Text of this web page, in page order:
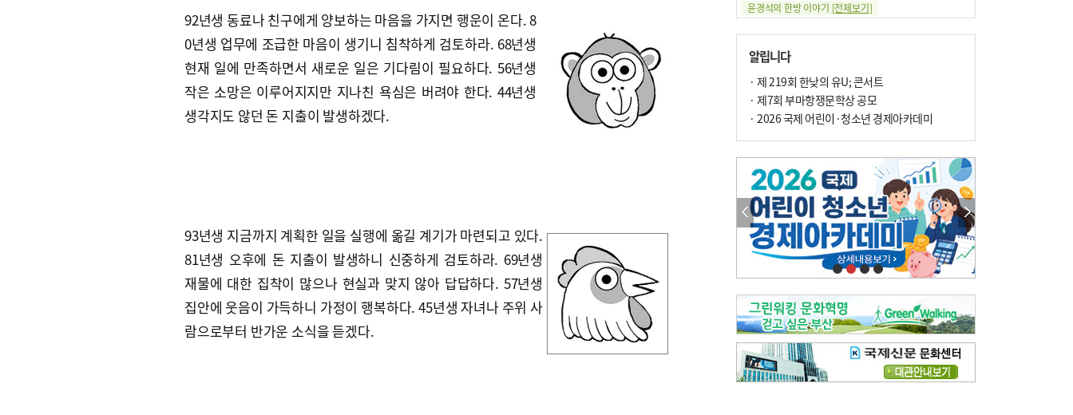
92년생 동료나 친구에게 양보하는 마음을 가지면 행운이 온다. 8
0년생 업무에 조급한 마음이 생기니 침착하게 검토하라. 68년생
현재 일에 만족하면서 새로운 일은 기다림이 필요하다. 56년생
작은 소망은 이루어지지만 지나친 욕심은 버려야 한다. 44년생
생각지도 않던 돈 지출이 발생하겠다.
93년생 지금까지 계획한 일을 실행에 옮길 계기가 마련되고 있다.
81년생 오후에 돈 지출이 발생하니 신중하게 검토하라. 69년생
재물에 대한 집착이 많으나 현실과 맞지 않아 답답하다. 57년생
집안에 웃음이 가득하니 가정이 행복하다. 45년생 자녀나 주위 사
람으로부터 반가운 소식을 듣겠다.
윤경석의 한방 이야기 [전체보기]
땀 멈추려 하지 말고 원인부터 찾아야
손 떨림, 늙음 증거일까 질병 신호일까
윤화정의 한방 이야기
냉기 직접 닿으면 ‘구안와사’ 위험
의료 다이제스트[전체보기]
환자경험평가 지역 1위·전국 2위 外
이유림의 한방 이야기[전체보기]
한방치료, 통증 관리의 새 해법
정영자 시민기자의 웰니스 [전체보기]
습한 여름…몸 깨우는 ‘순환 처방전’
자연·쉼에서 찾는 ‘웰니스 처방전’
조성우의 한방 이야기[전체보기]
봄의 설렘보다 먼저 내 몸의 달램
진료실에서[전체보기]
B형 간염은 ‘간암 시한폭탄’…비활동기 환자도 꼭 6개월 주기 검사
최수지의 한방 이야기 [전체보기]
‘생리 안 해서 편하다’는 위험한 착각
알립니다
· 제 219회 한낮의 유U; 콘서트
· 제7회 부마항쟁문학상 공모
· 2026 국제 어린이·청소년 경제아카데미